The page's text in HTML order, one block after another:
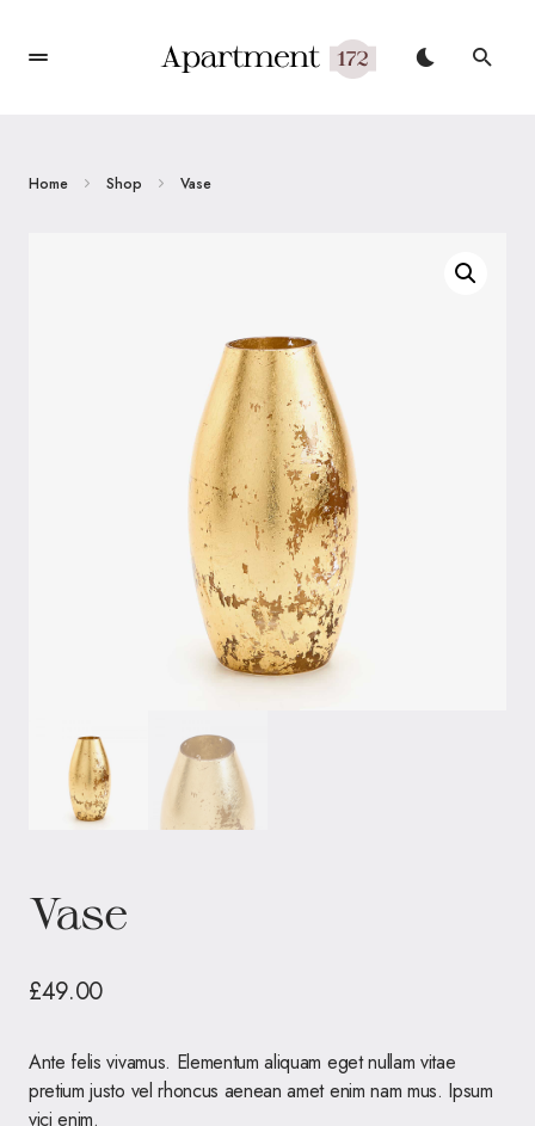
Home Shop Vase
Vase
£49.00
Ante felis vivamus. Elementum aliquam eget nullam vitae
pretium justo vel rhoncus aenean amet enim nam mus. Ipsum
vici enim.